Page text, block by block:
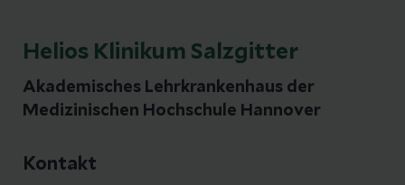
Helios Klinikum Salzgitter
Akademisches Lehrkrankenhaus der
Medizinischen Hochschule Hannover
Kontakt